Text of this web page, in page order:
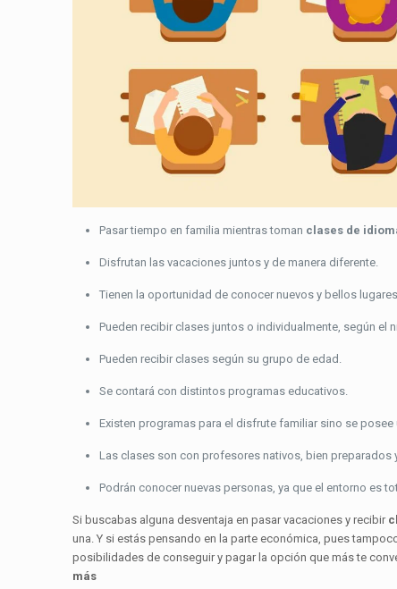
Pasar tiempo en familia mientras toman clases de
Disfrutan las vacaciones juntos y de manera diferente.
Tienen la oportunidad de conocer nuevos y bellos
Pueden recibir clases juntos o individualmente, según el
Pueden recibir clases según su grupo de edad.
Se contará con distintos programas educativos.
Existen programas para el disfrute familiar sino se posee
Las clases son con profesores nativos, bien preparados
Podrán conocer nuevas personas, ya que el entorno es
Si buscabas alguna desventaja en pasar vacaciones y recibir
una. Y si estás pensando en la parte económica, pues
posibilidades de conseguir y pagar la opción que más te
más